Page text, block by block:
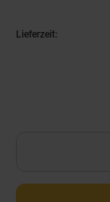
Lieferzeit: